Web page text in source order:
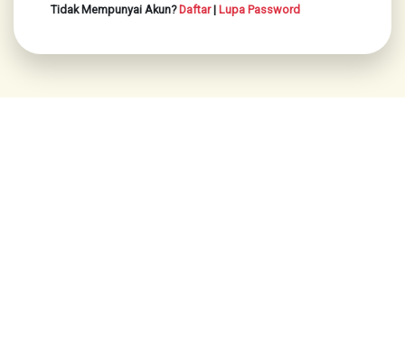
Tidak Mempunyai Akun?Daftar| Lupa Password